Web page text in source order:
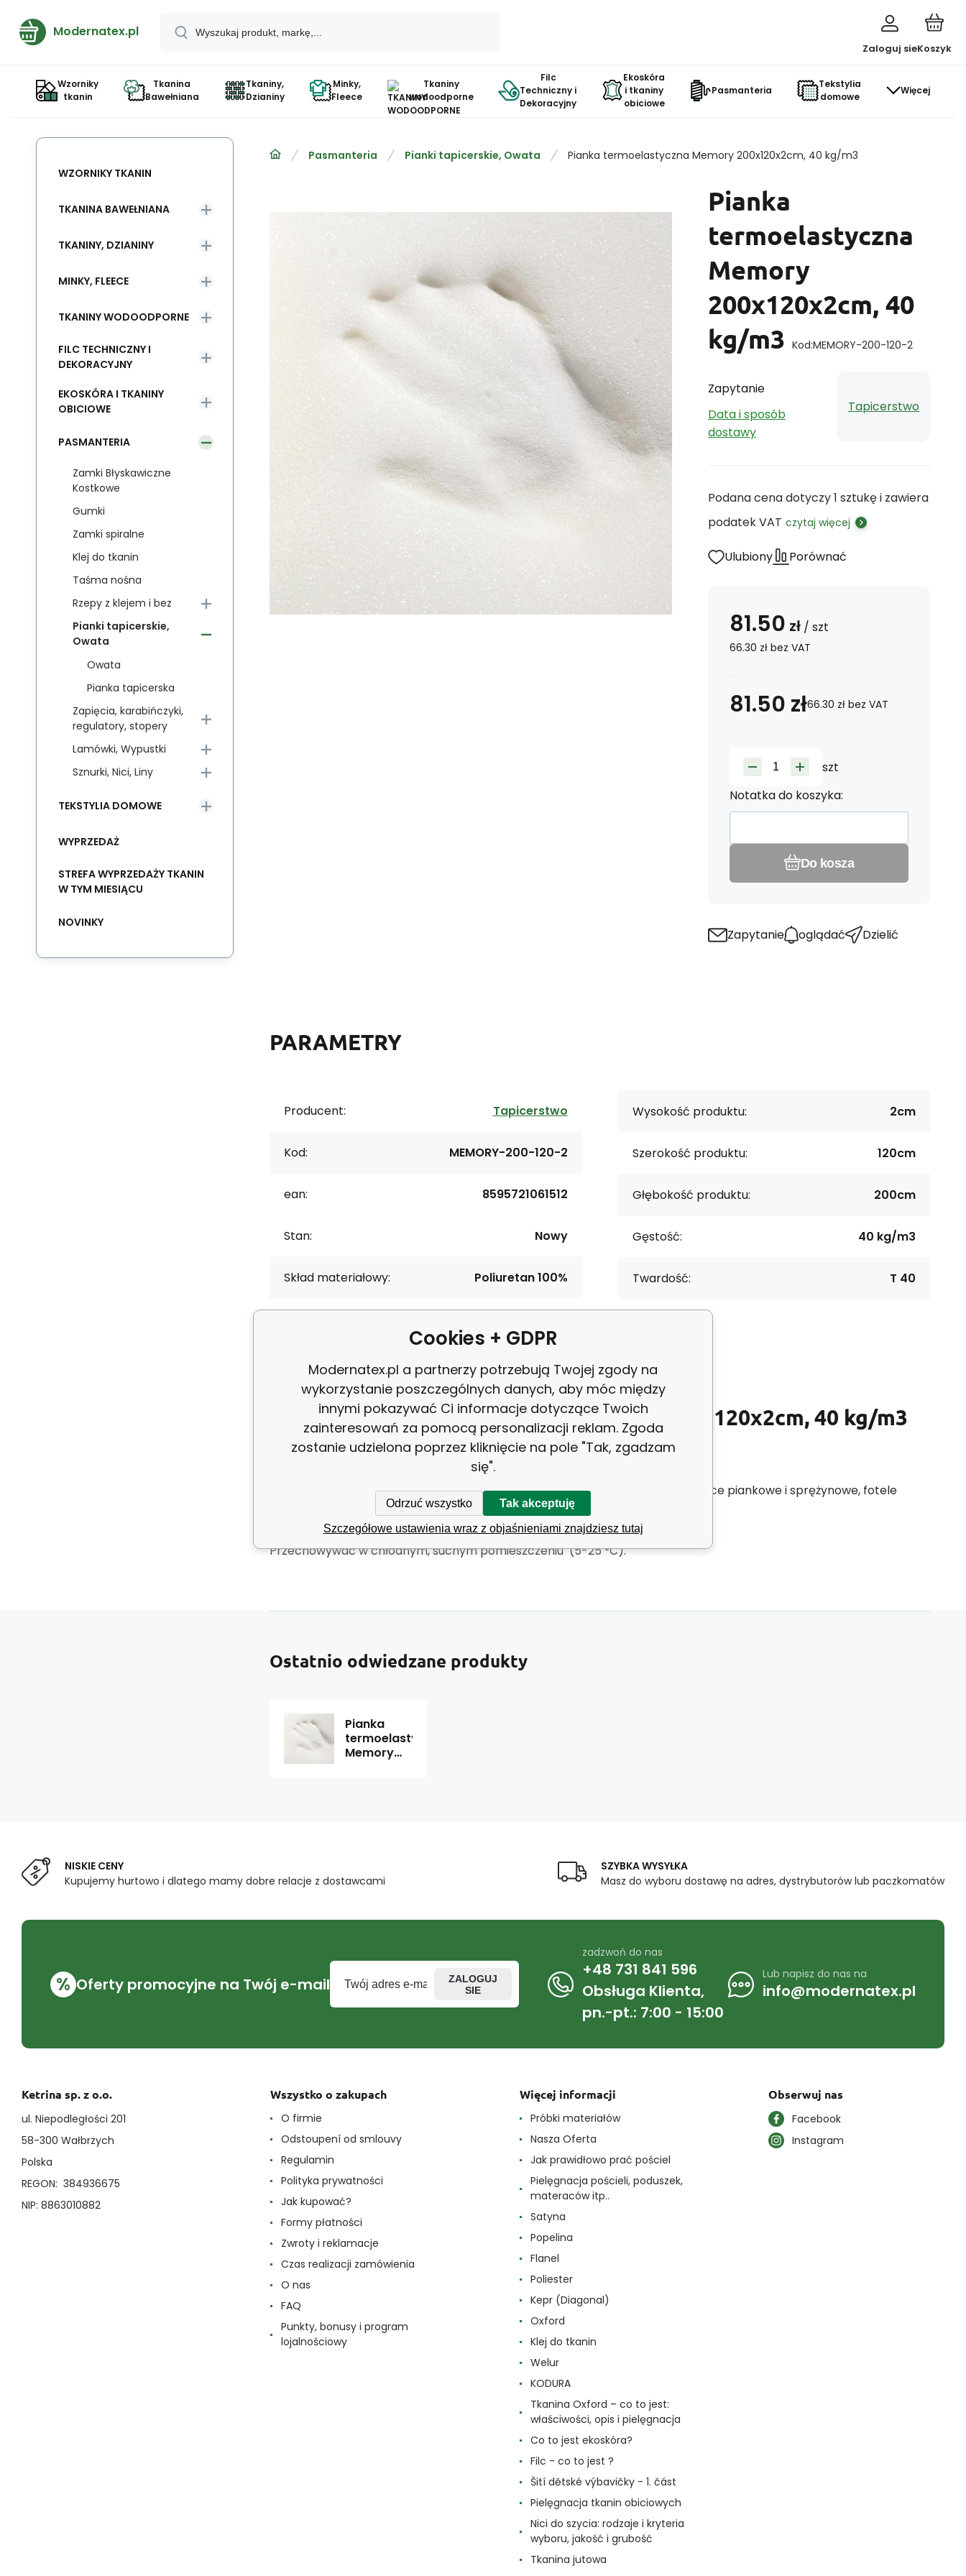
Modernatex.pl
Zaloguj sieKoszyk
Wzorniky
tkanin
Tkanina
Bawełniana
Tkaniny,
Dzianiny
Minky,
Fleece
Tkaniny
wodoodporne
Filc
Techniczny i
Dekoracyjny
Ekoskóra
i tkaniny
obiciowe
Pasmanteria
Tekstylia
domowe
Więcej
Pasmanteria Pianki tapicerskie, Owata Pianka termoelastyczna Memory 200x120x2cm, 40 kg/m3
Pianka
termoelastyczna
Memory
200x120x2cm, 40
kg/m3 Kod:MEMORY-200-120-2
Zapytanie
Data i sposób
dostawy
Tapicerstwo
Podana cena dotyczy 1 sztukę i zawiera
podatek VAT czytaj więcej
Ulubiony Porównać
81.50 zł / szt
66.30 zł bez VAT
81.50 zł66.30 zł bez VAT
szt
Notatka do koszyka:
Do kosza
Zapytanie oglądać Dzielić
PARAMETRY
Producent: Tapicerstwo
Kod: MEMORY-200-120-2
ean: 8595721061512
Stan: Nowy
Skład materiałowy: Poliuretan 100%
Wysokość produktu: 2cm
Szerokość produktu: 120cm
Głębokość produktu: 200cm
Gęstość: 40 kg/m3
Twardość: T 40
OpisPianka termoelastyczna Memory 200x120x2cm, 40 kg/m3
Pianka poliuretanowa, pianka PU.
Najlepsze zastosowanie - produkcja mebli tapicerowanych, dealna na materace piankowe i sprężynowe, fotele
i siedziska kanap, meble ogrodowe, wyciszenie wnętrz.
Przechowywać w chłodnym, suchym pomieszczeniu (5-25 °C).
WZORNIKY TKANIN
TKANINA BAWEŁNIANA
TKANINY, DZIANINY
MINKY, FLEECE
TKANINY WODOODPORNE
FILC TECHNICZNY I
DEKORACYJNY
EKOSKÓRA I TKANINY
OBICIOWE
PASMANTERIA
Zamki Błyskawiczne
Kostkowe
Gumki
Zamki spiralne
Klej do tkanin
Taśma nośna
Rzepy z klejem i bez
Pianki tapicerskie,
Owata
Owata
Pianka tapicerska
Zapięcia, karabińczyki,
regulatory, stopery
Lamówki, Wypustki
Sznurki, Nici, Liny
TEKSTYLIA DOMOWE
WYPRZEDAŻ
STREFA WYPRZEDAŻY TKANIN
W TYM MIESIĄCU
NOVINKY
Ostatnio odwiedzane produkty
Pianka
termoelastyczna
Memory
NISKIE CENY
Kupujemy hurtowo i dlatego mamy dobre relacje z dostawcami
SZYBKA WYSYŁKA
Masz do wyboru dostawę na adres, dystrybutorów lub paczkomatów
% Oferty promocyjne na Twój e-mail
ZALOGUJ
SIE
zadzwoń do nas
+48 731 841 596
Obsługa Klienta,
pn.-pt.: 7:00 - 15:00
Lub napisz do nas na
info@modernatex.pl
Ketrina sp. z o.o.
ul. Niepodległości 201
58-300 Wałbrzych
Polska
REGON: 384936675
NIP: 8863010882
Wszystko o zakupach
O firmie
Odstoupení od smlouvy
Regulamin
Polityka prywatności
Jak kupować?
Formy płatności
Zwroty i reklamacje
Czas realizacji zamówienia
O nas
FAQ
Punkty, bonusy i program
lojalnościowy
Więcej informacji
Próbki materiałów
Nasza Oferta
Jak prawidłowo prać pościel
Pielęgnacja pościeli, poduszek,
materaców itp..
Satyna
Popelina
Flanel
Poliester
Kepr (Diagonal)
Oxford
Klej do tkanin
Welur
KODURA
Tkanina Oxford – co to jest:
właściwości, opis i pielęgnacja
Co to jest ekoskóra?
Filc - co to jest ?
Šití dětské výbavičky - 1. část
Pielęgnacja tkanin obiciowych
Nici do szycia: rodzaje i kryteria
wyboru, jakość i grubość
Tkanina jutowa
Obserwuj nas
Facebook
Instagram
Cookies + GDPR
Modernatex.pl a partnerzy potrzebują Twojej zgody na
wykorzystanie poszczególnych danych, aby móc między
innymi pokazywać Ci informacje dotyczące Twoich
zainteresowań za pomocą personalizacji reklam. Zgoda
zostanie udzielona poprzez kliknięcie na pole "Tak, zgadzam
się".
Odrzuć wszystko Tak akceptuję
Szczegółowe ustawienia wraz z objaśnieniami znajdziesz tutaj